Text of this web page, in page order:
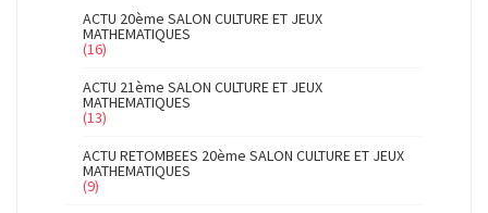
ACTU 20ème SALON CULTURE ET JEUX
MATHEMATIQUES
(16)
ACTU 21ème SALON CULTURE ET JEUX
MATHEMATIQUES
(13)
ACTU RETOMBEES 20ème SALON CULTURE ET JEUX
MATHEMATIQUES
(9)